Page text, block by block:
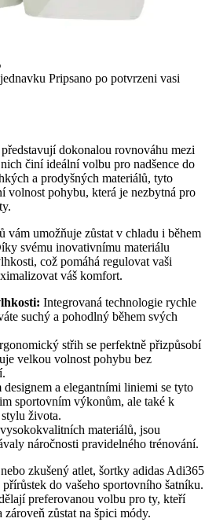
Pripsano po potvrzeni vasi
dokonalou rovnováhu mezi
činí ideální volbu pro nadšence do
a prodyšných materiálů, tyto
volnost pohybu, která je nezbytná pro
vám umožňuje zůstat v chladu i během
svému inovativnímu materiálu
což pomáhá regulovat vaši
váš komfort.
Integrovaná technologie rychle
suchý a pohodlný během svých
střih se perfektně přizpůsobí
velkou volnost pohybu bez
designem a elegantními liniemi se tyto
sportovním výkonům, ale také k
života.
materiálů, jsou
náročnosti pravidelného trénování.
zkušený atlet, šortky adidas Adi365
do vašeho sportovního šatníku.
preferovanou volbu pro ty, kteří
zůstat na špici módy.